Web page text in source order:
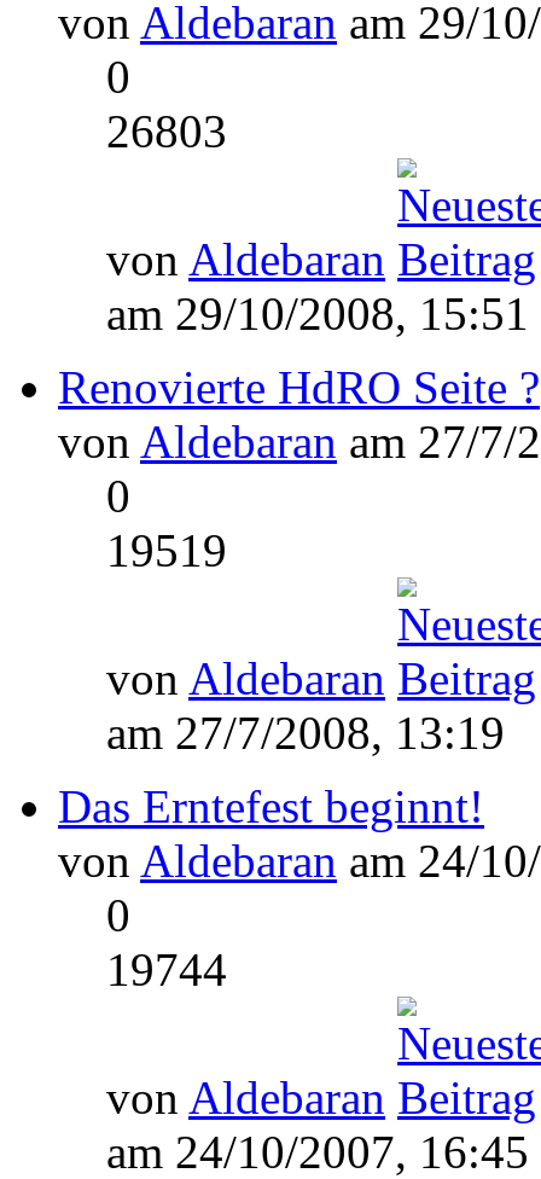
von Aldebaran am 29/
0
26803
von Aldebaran
am 29/10/2008, 15:51
Renovierte HdRO Seite ?
von Aldebaran am 27/7/
0
19519
von Aldebaran
am 27/7/2008, 13:19
Das Erntefest beginnt!
von Aldebaran am 24/
0
19744
von Aldebaran
am 24/10/2007, 16:45